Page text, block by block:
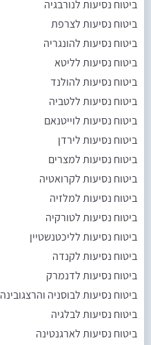
ביטוח נסיעות לנורבגיה
ביטוח נסיעות לצרפת
ביטוח נסיעות להונגריה
ביטוח נסיעות לליטא
ביטוח נסיעות להולנד
ביטוח נסיעות ללטביה
ביטוח נסיעות לוייטנאם
ביטוח נסיעות לירדן
ביטוח נסיעות למצרים
ביטוח נסיעות לקרואטיה
ביטוח נסיעות למלזיה
ביטוח נסיעות לטורקיה
ביטוח נסיעות לליכטנשטיין
ביטוח נסיעות לקנדה
ביטוח נסיעות לדנמרק
ביטוח נסיעות לבוסניה והרצגובינה
ביטוח נסיעות לבלגיה
ביטוח נסיעות לארגנטינה